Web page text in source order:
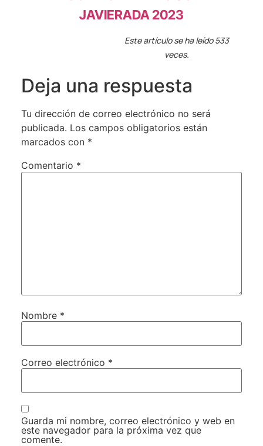
JAVIERADA 2023
Este artículo se ha leído 533
veces.
Deja una respuesta
Tu dirección de correo electrónico no será
publicada. Los campos obligatorios están
marcados con *
Comentario *
Nombre *
Correo electrónico *
Guarda mi nombre, correo electrónico y web en
este navegador para la próxima vez que
comente.